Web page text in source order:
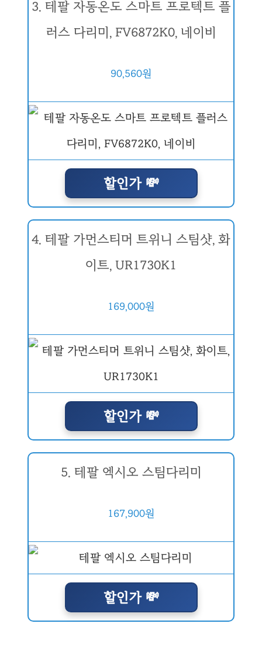
3. 테팔 자동온도 스마트 프로텍트 플
러스 다리미, FV6872K0, 네이비
90,560원
할인가 💸
4. 테팔 가먼스티머 트위니 스팀샷, 화
이트, UR1730K1
169,000원
할인가 💸
5. 테팔 엑시오 스팀다리미
167,900원
할인가 💸